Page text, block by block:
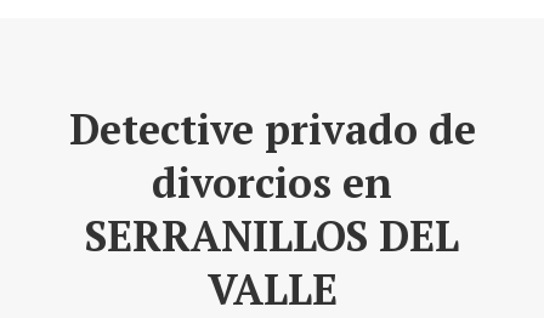
Detective privado de
divorcios en
SERRANILLOS DEL
VALLE